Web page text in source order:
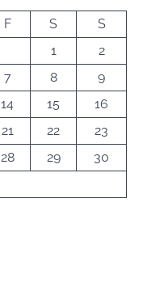
F S
S
1
2
7 8
9
14 15
16
21 22
23
28 29
30